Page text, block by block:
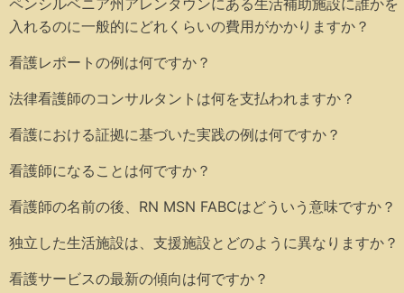
ペンシルベニア州アレンタウンにある生活補助施設に誰かを
入れるのに一般的にどれくらいの費用がかかりますか？
看護レポートの例は何ですか？
法律看護師のコンサルタントは何を支払われますか？
看護における証拠に基づいた実践の例は何ですか？
看護師になることは何ですか？
看護師の名前の後、RN MSN FABCはどういう意味ですか？
独立した生活施設は、支援施設とどのように異なりますか？
看護サービスの最新の傾向は何ですか？